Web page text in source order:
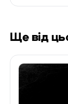
Ще від